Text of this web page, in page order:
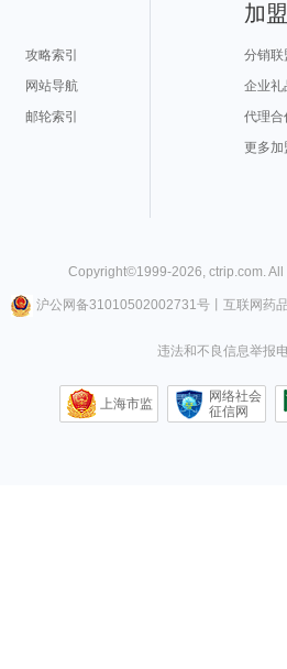
攻略索引
网站导航
邮轮索引
加
分销联
企业礼
代理合
更多加
Copyright©1999-2026, ctrip.com.
沪公网备31010502002731号丨 互联网药
违法和不良信息举报
上海市监
网络社会
征信网